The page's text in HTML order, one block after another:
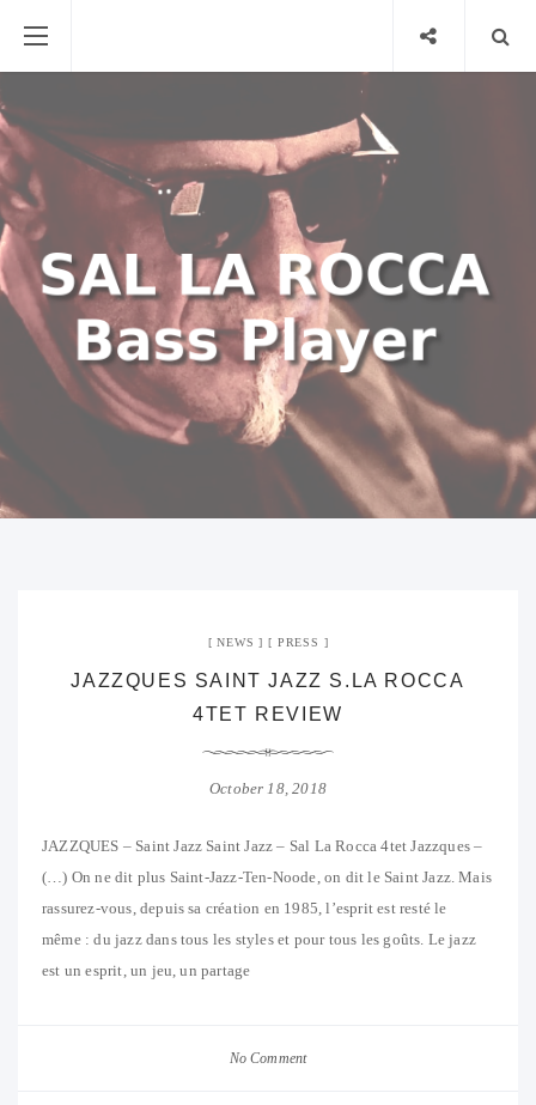
NEWS PRESS
JAZZQUES SAINT JAZZ S.LA ROCCA
4TET REVIEW
October 18, 2018
JAZZQUES – Saint Jazz Saint Jazz – Sal La Rocca 4tet Jazzques –
(…) On ne dit plus Saint-Jazz-Ten-Noode, on dit le Saint Jazz. Mais
rassurez-vous, depuis sa création en 1985, l’esprit est resté le
même : du jazz dans tous les styles et pour tous les goûts. Le jazz
est un esprit, un jeu, un partage
No Comment